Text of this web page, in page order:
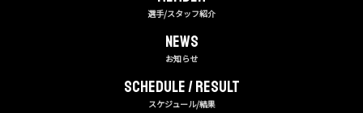
選手/スタッフ紹介
NEWS
お知らせ
Schedule / Result
スケジュール/結果